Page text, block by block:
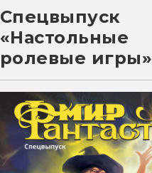
Спецвыпуск
«Настольные
ролевые игры»